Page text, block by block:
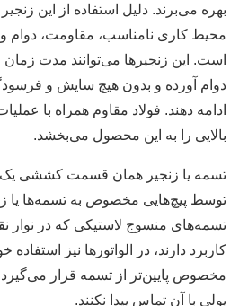
بهره می‌برند. دلیل استفاده از این
محیط کاری نامناسب، مقاومت، دوام
است. این زنجیر‌ها می‌توانند مدت
دوام آورده و بدون هیچ سایش و
ادامه دهند. فولاد مقاوم همراه با
بالایی را به این محصول می‌بخشد.
تسمه یا زنجیر همان قسمت کششی یک
توسط پیچ‌هایی مخصوص به تسمه‌ها یا
تسمه‌های منسوج لاستیکی که در نوار
کاربرد دارند، در الواتور‌ها نیز
مخصوص پایین‌تر از تسمه قرار می‌گیرد
پولی با آن تماس پیدا نکنند.